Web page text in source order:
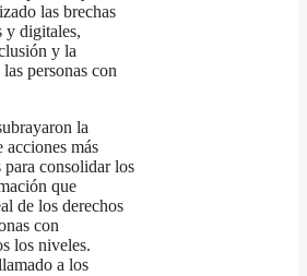
las brechas
y digitales,
y la
personas con
la
acciones más
consolidar los
que
de los derechos
con
los niveles.
a los